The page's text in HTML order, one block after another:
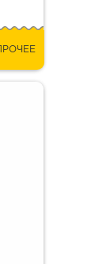
ПРОЧЕЕ